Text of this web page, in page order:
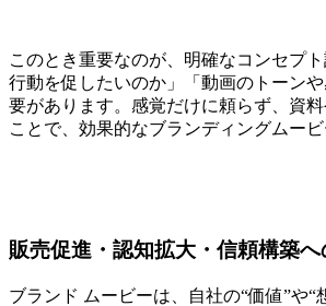
このとき重要なのが、明確なコンセプ
行動を促したいのか」「動画のトーン
要があります。感覚だけに頼らず、資
ことで、効果的なブランディングムービ
販売促進・認知拡大・信頼構築へ
ブランド ムービーは、自社の“価値”や